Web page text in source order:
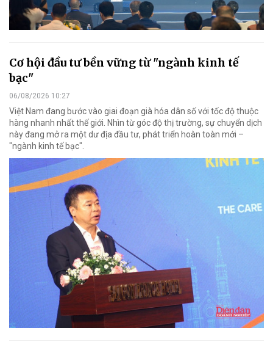
Cơ hội đầu tư bền vững từ "ngành kinh tế
bạc"
06/08/2026 10:27
Việt Nam đang bước vào giai đoạn già hóa dân số với tốc độ thuộc
hàng nhanh nhất thế giới. Nhìn từ góc độ thị trường, sự chuyển dịch
này đang mở ra một dư địa đầu tư, phát triển hoàn toàn mới –
"ngành kinh tế bạc".